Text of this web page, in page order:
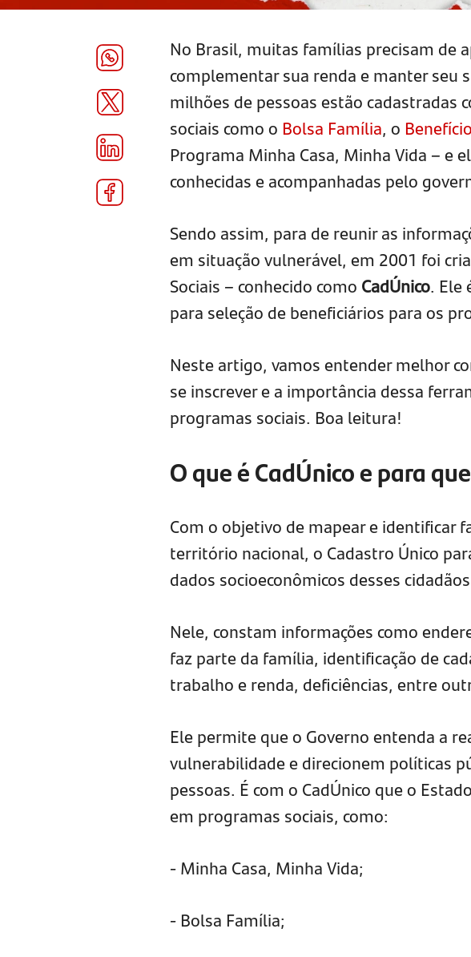
No Brasil, muitas famílias precisam de
complementar sua renda e manter seu
milhões de pessoas estão cadastradas
sociais como o Bolsa Família, o
Programa Minha Casa, Minha Vida – e
conhecidas e acompanhadas pelo
Sendo assim, para de reunir as
em situação vulnerável, em 2001 foi
Sociais – conhecido como CadÚnico. Ele
para seleção de beneficiários para os
Neste artigo, vamos entender melhor
se inscrever e a importância dessa
programas sociais. Boa leitura!
O que é CadÚnico e para
Com o objetivo de mapear e identificar
território nacional, o Cadastro Único
dados socioeconômicos desses
Nele, constam informações como
faz parte da família, identificação de
trabalho e renda, deficiências, entre
Ele permite que o Governo entenda a
vulnerabilidade e direcionem políticas
pessoas. É com o CadÚnico que o
em programas sociais, como:
- Minha Casa, Minha Vida;
- Bolsa Família;